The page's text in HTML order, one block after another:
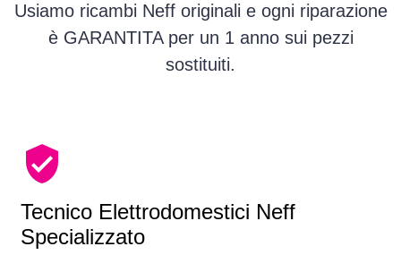
Usiamo ricambi Neff originali e ogni riparazione
è GARANTITA per un 1 anno sui pezzi
sostituiti.
Tecnico Elettrodomestici Neff
Specializzato